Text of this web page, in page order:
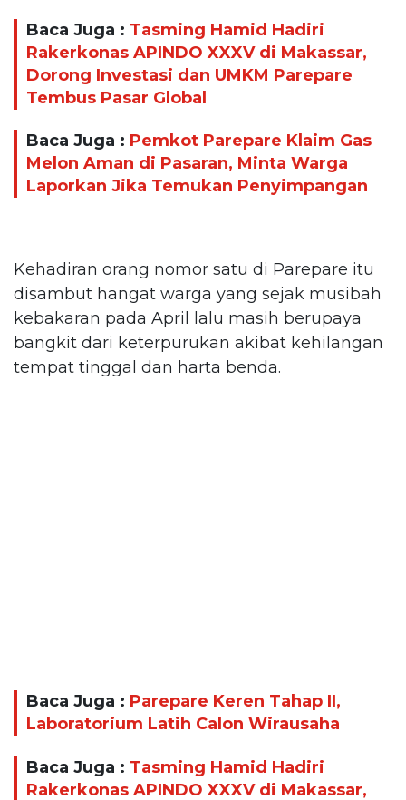
Baca Juga : Tasming Hamid Hadiri
Rakerkonas APINDO XXXV di Makassar,
Dorong Investasi dan UMKM Parepare
Tembus Pasar Global
Baca Juga : Pemkot Parepare Klaim Gas
Melon Aman di Pasaran, Minta Warga
Laporkan Jika Temukan Penyimpangan
Kehadiran orang nomor satu di Parepare itu
disambut hangat warga yang sejak musibah
kebakaran pada April lalu masih berupaya
bangkit dari keterpurukan akibat kehilangan
tempat tinggal dan harta benda.
Baca Juga : Parepare Keren Tahap II,
Laboratorium Latih Calon Wirausaha
Baca Juga : Tasming Hamid Hadiri
Rakerkonas APINDO XXXV di Makassar,